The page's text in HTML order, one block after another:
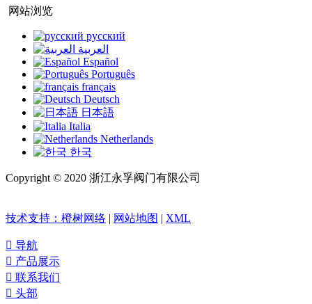
网站浏览
русский
العربية
Español
Português
français
Deutsch
日本語
Italia
Netherlands
한국
Copyright © 2020 浙江永孚阀门有限公司
技术支持：橙树网络 | 网站地图 | XML
导航
产品展示
联系我们
头部